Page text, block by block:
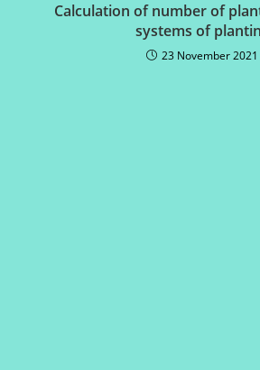
Calculation of number of
systems of
23 November 2021